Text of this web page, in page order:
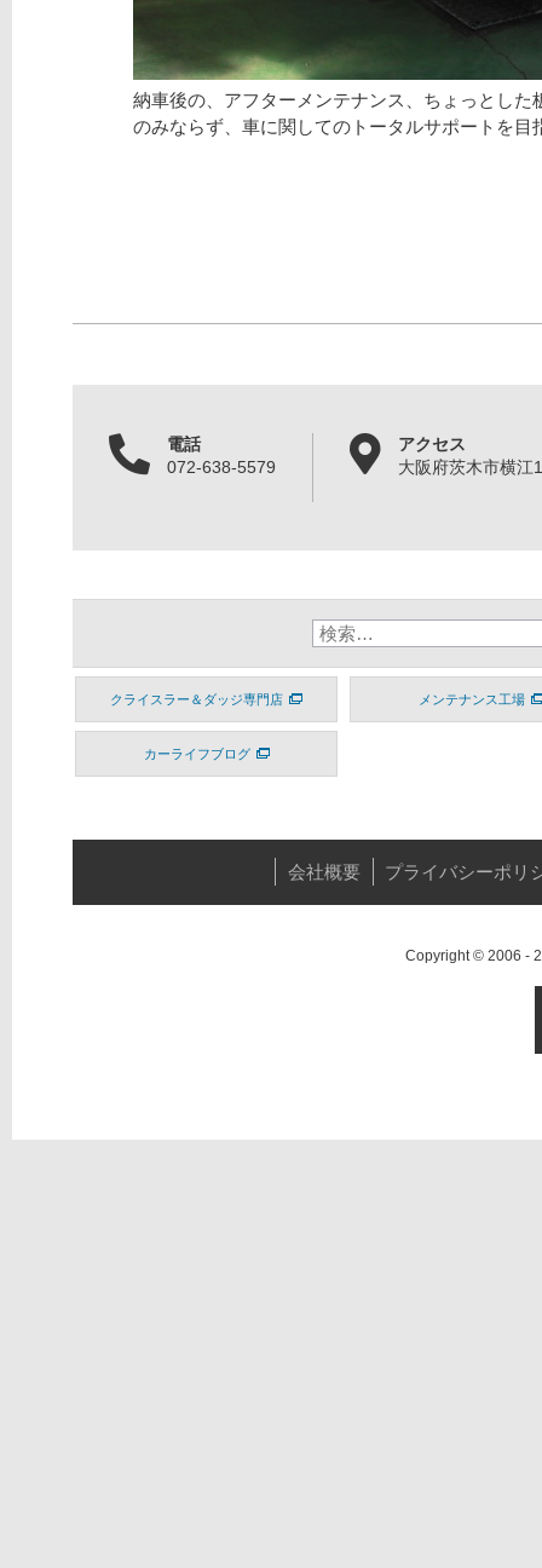
納車後の、アフターメンテナンス、ちょっとした
のみならず、車に関してのトータルサポートを目
電話
072-638-5579
アクセス
大阪府茨木市横江
クライスラー＆ダッジ専門店 メンテナンス工場
カーライフブログ
会社概要 プライバシーポリ
Copyright © 2006 -